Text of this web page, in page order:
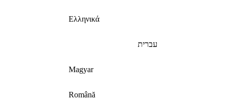
Ελληνικά
עברית
Magyar
Română